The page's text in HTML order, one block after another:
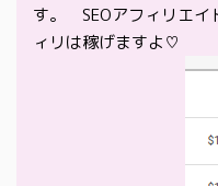
す。 SEOアフィリエイ
ィリは稼げますよ♡